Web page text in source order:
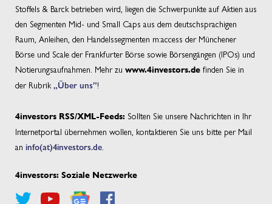
Stoffels & Barck betrieben wird, liegen die Schwerpunkte auf Aktien aus
den Segmenten Mid- und Small Caps aus dem deutschsprachigen
Raum, Anleihen, den Handelssegmenten m:access der Münchener
Börse und Scale der Frankfurter Börse sowie Börsengängen (IPOs) und
Notierungsaufnahmen. Mehr zu www.4investors.de finden Sie in
der Rubrik „Über uns”!
4investors RSS/XML-Feeds: Sollten Sie unsere Nachrichten in Ihr
Internetportal übernehmen wollen, kontaktieren Sie uns bitte per Mail
an info(at)4investors.de
4investors: Soziale Netzwerke